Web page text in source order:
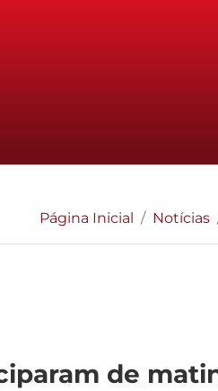
Página Inicial Notícias
de